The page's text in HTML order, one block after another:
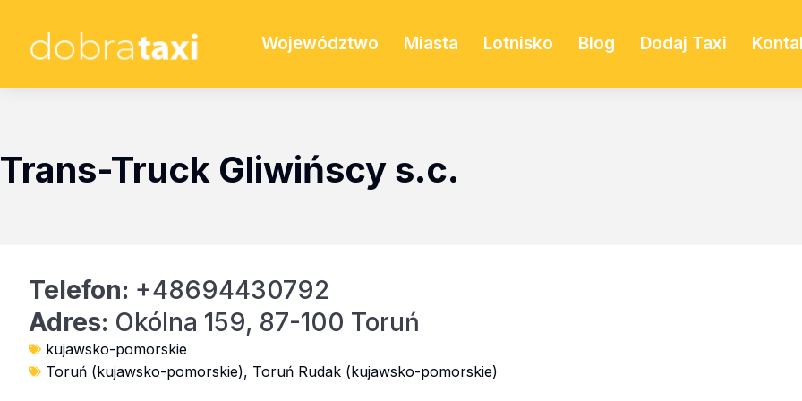
Województwo Miasta Lotnisko Blog Dodaj Taxi
Trans-Truck Gliwińscy s.c.
Telefon: +48694430792
Adres: Okólna 159, 87-100 Toruń
kujawsko-pomorskie
Toruń (kujawsko-pomorskie), Toruń Rudak (kujawsko-pomorskie)